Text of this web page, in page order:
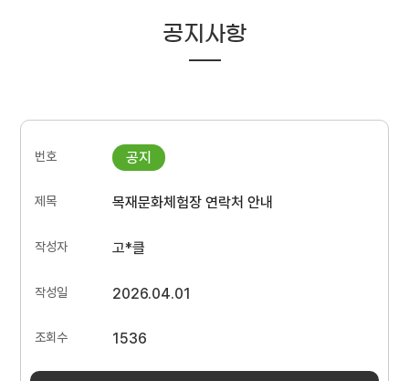
공지사항
목재문화체험장 연락처 안내
고*클
2026.04.01
1536